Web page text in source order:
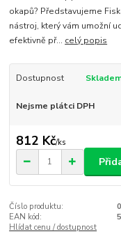
okapů? Představujeme
nástroj, který vám umožní
efektivně př... celý popis
Dostupnost
Nejsme plátci DPH
812 Kč/ks
Číslo produktu:
EAN kód:
Hlídat cenu / dostupnost